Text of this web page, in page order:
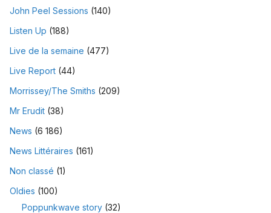
John Peel Sessions (140)
Listen Up (188)
Live de la semaine (477)
Live Report (44)
Morrissey/The Smiths (209)
Mr Erudit (38)
News (6 186)
News Littéraires (161)
Non classé (1)
Oldies (100)
Poppunkwave story (32)